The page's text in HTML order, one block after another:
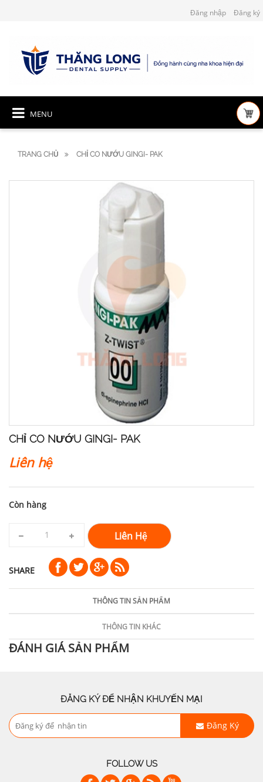
Đăng nhập Đăng ký
MENU
TRANG CHỦ CHỈ CO NƯỚU GINGI- PAK
CHỈ CO NƯỚU GINGI- PAK
Liên hệ
Còn hàng
Liên Hệ
SHARE
THÔNG TIN SẢN PHẨM
THÔNG TIN KHÁC
ĐÁNH GIÁ SẢN PHẨM
ĐĂNG KÝ ĐỂ NHẬN KHUYẾN MẠI
Đăng Ký
FOLLOW US